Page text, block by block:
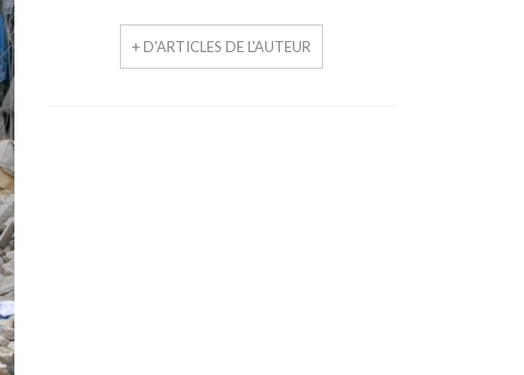
+ D'ARTICLES DE L'AUTEUR